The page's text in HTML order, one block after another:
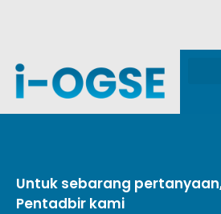
Untuk sebarang
Pentadbir kami